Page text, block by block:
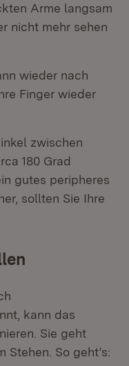
Arme langsam
nicht mehr sehen
wieder nach
Finger wieder
zwischen
180 Grad
gutes peripheres
sollten Sie Ihre
kann das
Sie geht
Stehen. So geht’s: